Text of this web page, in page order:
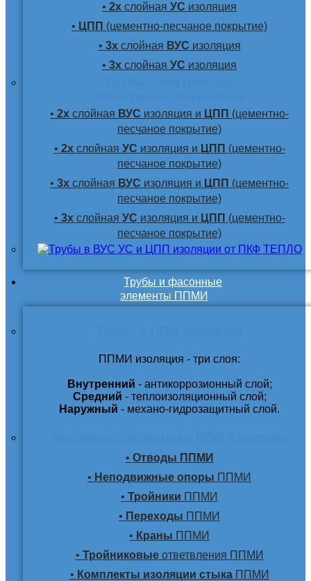
• 2х слойная УС изоляция
• ЦПП (цементно-песчаное покрытие)
• 3хслойная ВУС изоляция
• 3х слойная УС изоляция
• 2х слойная ВУС изоляция и ЦПП (цементно-
песчаное покрытие)
• 2хслойная УС изоляция и ЦПП (цементно-
песчаное покрытие)
• 3х слойная ВУС изоляция и ЦПП (цементно-
песчаное покрытие)
• 3хслойная УС изоляция и ЦПП (цементно-
песчаное покрытие)
Трубы и фасонные
элементы ППМИ
ППМИ изоляция - три слоя:
Внутренний - антикоррозионный слой;
Средний - теплоизоляционный слой;
Наружный - механо-гидрозащитный слой.
• Отводы ППМИ
• Неподвижные опоры ППМИ
• Тройники ППМИ
• Переходы ППМИ
• Краны ППМИ
• Тройниковыеответвления ППМИ
• Комплекты изоляции стыкаППМИ